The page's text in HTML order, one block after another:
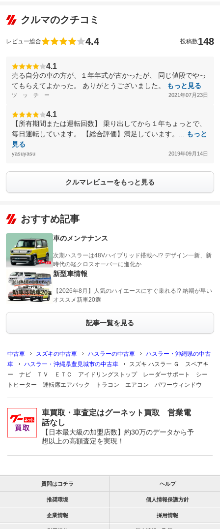
クルマのクチコミ
レビュー総合 4.4 投稿数148
4.1
売る自分の車の方が、１年年式が古かったが、 同じ値段でやっ
てもらえてよかった。 ありがとうございました。
もっと見る
ツ ッ チ ー 2021年07月23日
4.1
【所有期間または運転回数】 乗り出してから１年ちょっとで、
毎日運転しています。 【総合評価】満足しています。...
もっと
見る
yasuyasu 2019年09月14日
クルマレビューをもっと見る
おすすめ記事
車のメンテナンス
次期ハスラーは48Vハイブリッド搭載へ!? デザイン一新、新
時代の軽クロスオーバーに進化か
新型車情報
【2026年8月】人気のハイエースにすぐ乗れる!? 納期が早い
オススメ新車20選
記事一覧を見る
中古車 スズキの中古車 ハスラーの中古車
ハスラー・沖縄県の中古
車
ハスラー・沖縄県豊見城市の中古車
スズキ ハスラー Ｇ スペアキ
ー ナビ ＴＶ ＥＴＣ アイドリングストップ レーダーサポート シー
トヒーター 運転席エアバック トラコン エアコン パワーウィンドウ
車買取・車査定はグーネット買取 営業電
話なし
【日本最大級の加盟店数】約30万のデータから予
想以上の高額査定を実現！
質問はコチラ ヘルプ
推奨環境 個人情報保護方針
企業情報 採用情報